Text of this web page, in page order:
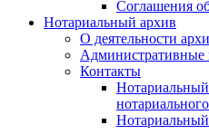
Соглашения
Нотариальный архив
О деятельности
Административные
Контакты
Нотариальный